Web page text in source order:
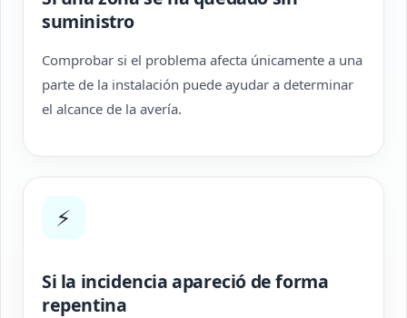
suministro
Comprobar si el problema afecta únicamente a una
parte de la instalación puede ayudar a determinar
el alcance de la avería.
⚡
Si la incidencia apareció de forma
repentina